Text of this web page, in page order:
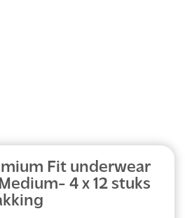
Fit underwear
4 x 12 stuks